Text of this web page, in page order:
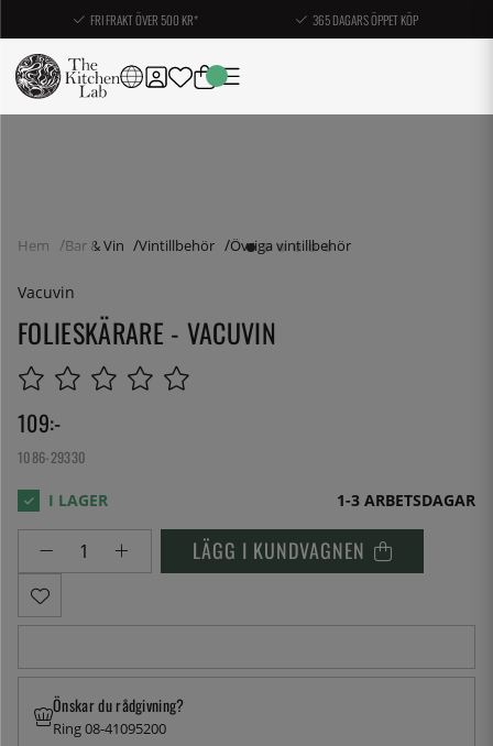
FRI FRAKT ÖVER 500 KR* 365 DAGARS ÖPPET KÖP
Hem Bar & Vin Vintillbehör Övriga vintillbehör
Vacuvin
FOLIESKÄRARE - VACUVIN
109:-
1086-29330
1-3 ARBETSDAGAR
LÄGG I KUNDVAGNEN
Önskar du rådgivning?
Ring 08-41095200